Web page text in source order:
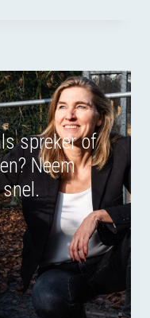
spreker of
Neem